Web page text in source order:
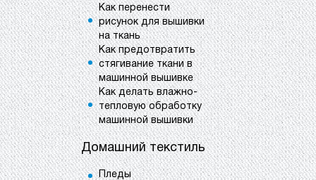
Как перенести
рисунок для вышивки
на ткань
Как предотвратить
стягивание ткани в
машинной вышивке
Как делать влажно-
тепловую обработку
машинной вышивки
Домашний текстиль
Пледы